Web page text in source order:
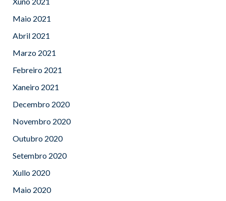
Maio 2021
Abril 2021
Marzo 2021
Febreiro 2021
Xaneiro 2021
Decembro 2020
Novembro 2020
Outubro 2020
Setembro 2020
Xullo 2020
Maio 2020